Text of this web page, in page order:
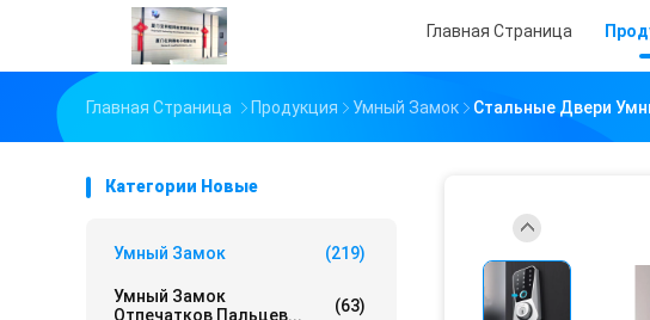
Главная Страница
Главная Страница Продукция Умный Замок Стальные Двери
Категории Новые
Умный Замок (219)
Умный Замок
Отпечатков Пальцев...
(63)